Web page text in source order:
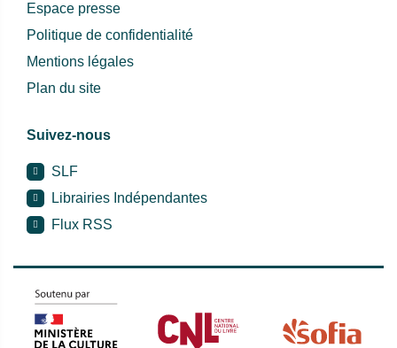
Espace presse
Politique de confidentialité
Mentions légales
Plan du site
Suivez-nous
SLF
Librairies Indépendantes
Flux RSS